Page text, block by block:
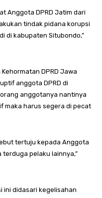
Anggota DPRD Jatim dari
tindak pidana korupsi
di kabupaten Situbondo,”
DPRD Jawa
anggota DPRD di
anggotanya nantinya
maka harus segera di pecat
tertuju kepada Anggota
terduga pelaku lainnya,”
ini didasari kegelisahan